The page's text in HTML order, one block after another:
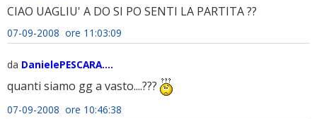
CIAO UAGLIU' A DO SI PO SENTI LA PARTITA ??
07-09-2008 ore 11:03:09
da DanielePESCARA....
quanti siamo gg a vasto....???
07-09-2008 ore 10:46:38